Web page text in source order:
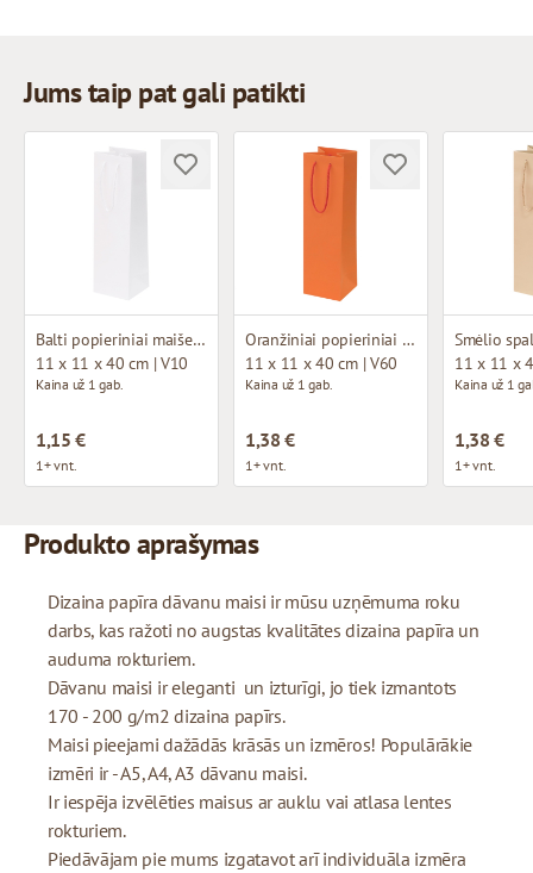
Jums taip pat gali patikti
Balti popieriniai maišeliai su medžiaginėmis rankenomis
11 x 11 x 40 cm | V10
Kaina už 1 gab.
1,15 €
1+ vnt.
Oranžiniai popieriniai maišeliai su medžiaginėmis rankenomis
11 x 11 x 40 cm | V60
Kaina už 1 gab.
1,38 €
1+ vnt.
11 x 11 x
Kaina už 1
1,38 €
1+ vnt.
Produkto aprašymas
Dizaina papīra dāvanu maisi ir mūsu uzņēmuma roku
darbs, kas ražoti no augstas kvalitātes dizaina papīra un
auduma rokturiem.
Dāvanu maisi ir eleganti un izturīgi, jo tiek izmantots
170 - 200 g/m2 dizaina papīrs.
Maisi pieejami dažādās krāsās un izmēros! Populārākie
izmēri ir - A5, A4, A3 dāvanu maisi.
Ir iespēja izvēlēties maisus ar auklu vai atlasa lentes
rokturiem.
Piedāvājam pie mums izgatavot arī individuāla izmēra